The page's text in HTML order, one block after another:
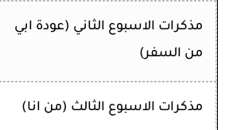
مذكرات الاسبوع الثاني (عودة ابي
من السفر)
مذكرات الاسبوع الثالث (من انا)